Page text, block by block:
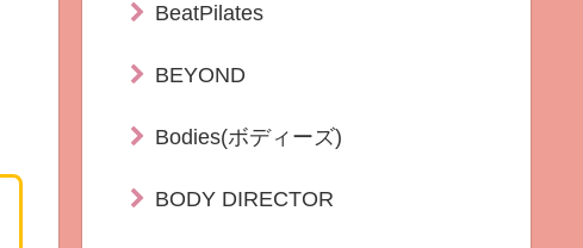
BeatPilates
BEYOND
Bodies(ボディーズ)
BODY DIRECTOR